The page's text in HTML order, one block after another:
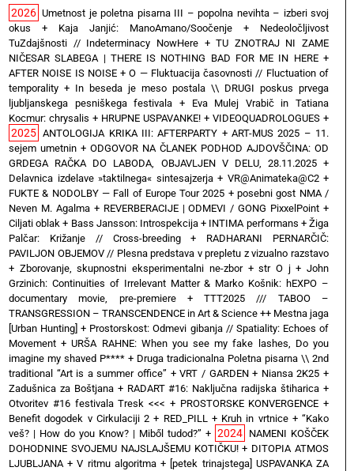
2026 Umetnost je poletna pisarna III – popolna nevihta – izberi svoj
okus + Kaja Janjić: ManoAmano/Soočenje + Nedeoločljivost
TuZdajšnosti // Indeterminacy NowHere+TU ZNOTRAJ NI ZAME
NIČESAR SLABEGA | THERE IS NOTHING BAD FOR ME IN HERE+
AFTER NOISE IS NOISE+O — Fluktuacija časovnosti // Fluctuation of
temporality + In beseda je meso postala \\ DRUGI poskus prvega
ljubljanskega pesniškega festivala + Eva Mulej Vrabič in Tatiana
Kocmur: chrysalis + HRUPNE USPAVANKE! + VIDEOQUADROLOGUES +
2025 ANTOLOGIJA KRIKA III: AFTERPARTY +ART-MUS 2025 – 11.
sejem umetnin + ODGOVOR NA ČLANEK PODHOD AJDOVŠČINA: OD
GRDEGA RAČKA DO LABODA, OBJAVLJEN V DELU, 28.11.2025+
Delavnica izdelave »taktilnega« sintesajzerja+ VR@Animateka@C2+
FUKTE & NODOLBY — Fall of Europe Tour 2025 + posebni gost NMA /
Neven M. Agalma+ REVERBERACIJE | ODMEVI / GONG PixxelPoint +
Ciljati oblak + Bass Jansson: Introspekcija + INTIMA performans +Žiga
Palčar: Križanje // Cross-breeding+ RADHARANI PERNARČIČ:
PAVILJON OBJEMOV // Plesna predstava v prepletu z vizualno razstavo
+ Zborovanje, skupnostni eksperimentalni ne-zbor+str O j+John
Grzinich: Continuities of Irrelevant Matter & Marko Košnik: hEXPO –
documentary movie, pre-premiere+TTT2025 /// TABOO –
TRANSGRESSION – TRANSCENDENCE in Art & Science ++ Mestna jaga
[Urban Hunting] + Prostorskost: Odmevi gibanja // Spatiality: Echoes of
Movement +URŠA RAHNE: When you see my fake lashes, Do you
imagine my shaved P**** + Druga tradicionalna Poletna pisarna \\ 2nd
traditional “Art is a summer office” +VRT / GARDEN+ Niansa 2K25 +
Zadušnica za Boštjana+ RADART #16: Naključna radijska štiharica +
Otvoritev #16 festivala Tresk <<< + PROSTORSKE KONVERGENCE +
Benefit dogodek v Cirkulaciji 2 + RED_PILL + Kruh in vrtnice+ “Kako
veš? | How do you Know? | Miből tudod?” + 2024 NAMENI KOŠČEK
DOHODNINE SVOJEMU NAJSLAJŠEMU KOTIČKU!+ DITOPIA ATMOS
LJUBLJANA +V ritmu algoritma+ [petek trinajstega] USPAVANKA ZA